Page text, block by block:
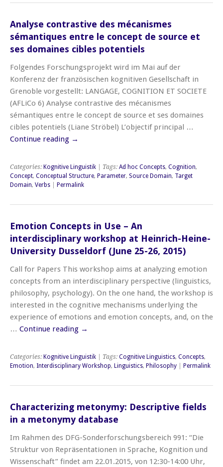
Analyse contrastive des mécanismes
sémantiques entre le concept de source et
ses domaines cibles potentiels
Folgendes Forschungsprojekt wird im Mai auf der
Konferenz der französischen kognitiven Gesellschaft in
Grenoble vorgestellt: LANGAGE, COGNITION ET SOCIETE
(AFLiCo 6) Analyse contrastive des mécanismes
sémantiques entre le concept de source et ses domaines
cibles potentiels (Liane Ströbel) L’objectif principal …
Continue reading →
Categories: Kognitive Linguistik | Tags: Ad hoc Concepts, Cognition,
Concept, Conceptual Structure, Parameter, Source Domain, Target
Domain, Verbs Permalink
Emotion Concepts in Use – An
interdisciplinary workshop at Heinrich-Heine-
University Dusseldorf (June 25-26, 2015)
Call for Papers This workshop aims at analyzing emotion
concepts from an interdisciplinary perspective (linguistics,
philosophy, psychology). On the one hand, the workshop is
interested in the cognitive mechanisms underlying the
experience of emotions and emotion concepts, and, on the
… Continue reading →
Categories: Kognitive Linguistik | Tags: Cognitive Linguistics, Concepts,
Emotion, Interdisciplinary Workshop, Linguistics, Philosophy Permalink
Characterizing metonymy: Descriptive fields
in a metonymy database
Im Rahmen des DFG-Sonderforschungsbereich 991: “Die
Struktur von Repräsentationen in Sprache, Kognition und
Wissenschaft” findet am 22.01.2015, von 12:30-14:00 Uhr,